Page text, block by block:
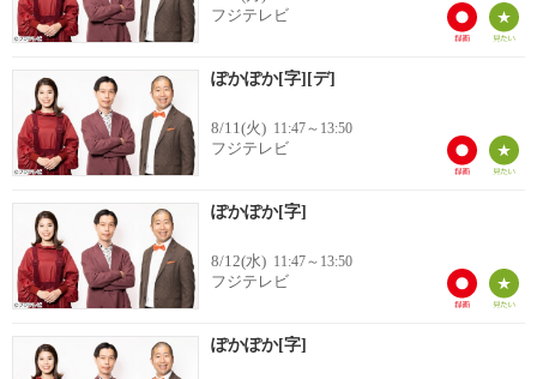
フジテレビ
ぽかぽか[字][デ]
8/11(火) 11:47～13:50
フジテレビ
ぽかぽか[字]
8/12(水) 11:47～13:50
フジテレビ
ぽかぽか[字]